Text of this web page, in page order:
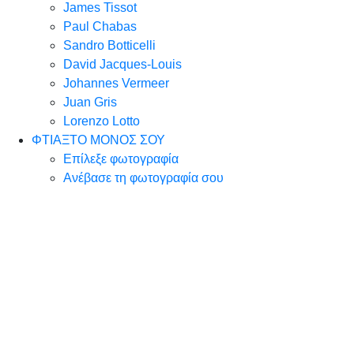
James Tissot
Paul Chabas
Sandro Botticelli
David Jacques-Louis
Johannes Vermeer
Juan Gris
Lorenzo Lotto
ΦΤΙΑΞΤΟ ΜΟΝΟΣ ΣΟΥ
Επίλεξε φωτογραφία
Ανέβασε τη φωτογραφία σου